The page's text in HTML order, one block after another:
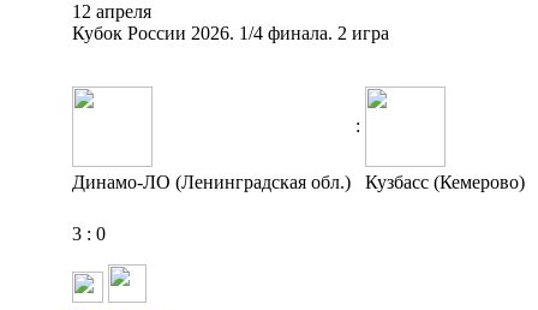
12 апреля
Кубок России 2026. 1/4 финала. 2 игра
:
Динамо-ЛО (Ленинградская обл.) Кузбасс (Кемерово)
3 : 0